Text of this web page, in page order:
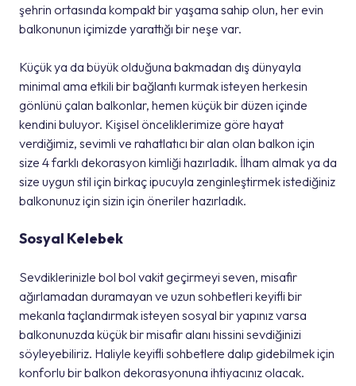
şehrin ortasında kompakt bir yaşama sahip olun, her evin
balkonunun içimizde yarattığı bir neşe var.
Küçük ya da büyük olduğuna bakmadan dış dünyayla
minimal ama etkili bir bağlantı kurmak isteyen herkesin
gönlünü çalan balkonlar, hemen küçük bir düzen içinde
kendini buluyor. Kişisel önceliklerimize göre hayat
verdiğimiz, sevimli ve rahatlatıcı bir alan olan balkon için
size 4 farklı dekorasyon kimliği hazırladık. İlham almak ya da
size uygun stil için birkaç ipucuyla zenginleştirmek istediğiniz
balkonunuz için sizin için öneriler hazırladık.
Sosyal Kelebek
Sevdiklerinizle bol bol vakit geçirmeyi seven, misafir
ağırlamadan duramayan ve uzun sohbetleri keyifli bir
mekanla taçlandırmak isteyen sosyal bir yapınız varsa
balkonunuzda küçük bir misafir alanı hissini sevdiğinizi
söyleyebiliriz. Haliyle keyifli sohbetlere dalıp gidebilmek için
konforlu bir balkon dekorasyonuna ihtiyacınız olacak.